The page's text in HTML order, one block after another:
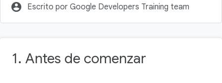
account_circle Escrito por Google Developers Training team
1. Antes de comenzar